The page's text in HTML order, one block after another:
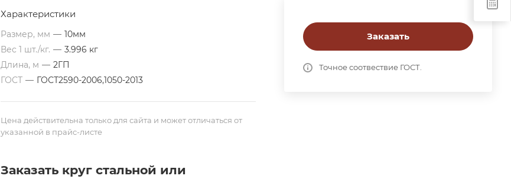
Заказать
Точное соотвествие ГОСТ.
Характеристики
Размер, мм — 10мм
Вес 1 шт./кг. — 3.996 кг
Длина, м — 2ГП
ГОСТ — ГОСТ2590-2006,1050-2013
Цена действительна только для сайта и может отличаться от
указанной в прайс-листе
Заказать круг стальной или